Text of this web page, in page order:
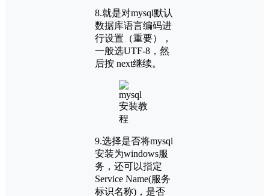
8.就是对mysql默认
数据库语言编码进
行设置（重要），
一般选UTF-8，然
后按 next继续。
9.选择是否将mysql
安装为windows服
务，还可以指定
Service Name(服务
标识名称)，是否